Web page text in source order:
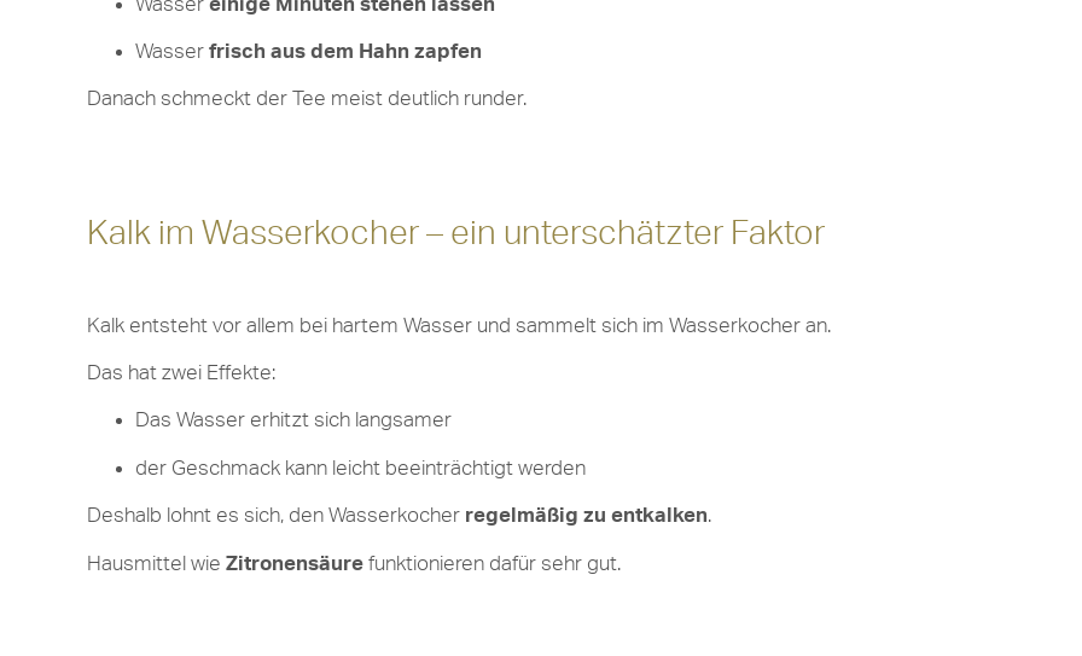
Wasser frisch aus dem Hahn zapfen
Danach schmeckt der Tee meist deutlich runder.
Kalk im Wasserkocher – ein unterschätzter Faktor
Kalk entsteht vor allem bei hartem Wasser und sammelt sich im Wasserkocher an.
Das hat zwei Effekte:
Das Wasser erhitzt sich langsamer
der Geschmack kann leicht beeinträchtigt werden
Deshalb lohnt es sich, den Wasserkocher regelmäßig zu entkalken.
Hausmittel wie Zitronensäure funktionieren dafür sehr gut.